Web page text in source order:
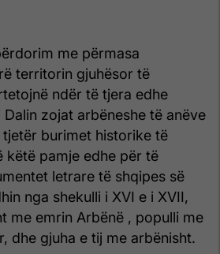
me përmasa
territorin gjuhësor të
ndër të tjera edhe
zojat arbëneshe të anëve
tjetër burimet historike të
këtë pamje edhe për të
letrare të shqipes së
nga shekulli i XVI e i XVII,
me emrin Arbënë , populli me
dhe gjuha e tij me arbënisht.